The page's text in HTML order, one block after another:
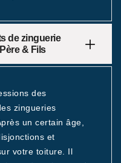
de zinguerie
& Fils
des
zingueries
un certain âge,
et
votre toiture. Il